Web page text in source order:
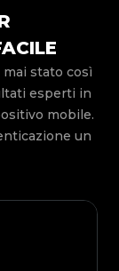
stato così
esperti in
mobile.
un